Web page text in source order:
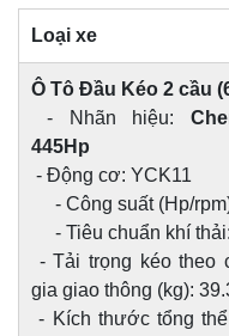
Loại xe
Ô Tô Đầu Kéo 2 cầu
- Nhãn hiệu:
445Hp
- Động cơ: YCK11
- Công suất (Hp/
- Tiêu chuẩn khí
- Tải trọng kéo theo
gia giao thông (kg):
- Kích thước tổng